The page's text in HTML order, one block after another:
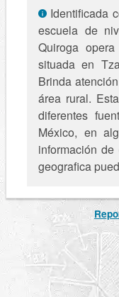
Identificada
escuela de
Quiroga
situada en
Brinda
área rural.
diferentes
México, en
información
geografica